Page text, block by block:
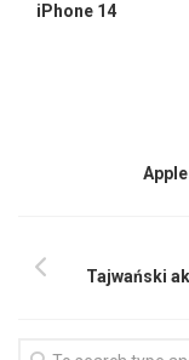
iPhone 14
Tajwański